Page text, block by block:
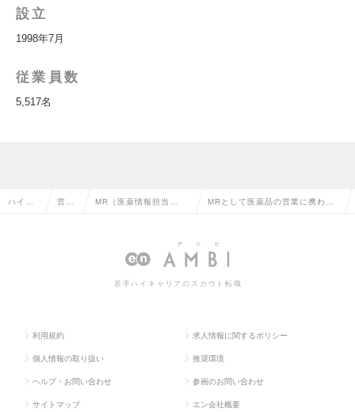
設立
1998年7月
従業員数
5,517名
ハイク 営業 MR（医薬情報担当
売担当者）の転職
MRとして医薬品の営業に携わり
上可能の求人情報
若手ハイキャリアのスカウト転職
利用規約 求人情報に関するポリシー
個人情報の取り扱い 推奨環境
ヘルプ・お問い合わせ 参画のお問い合わせ
サイトマップ エン会社概要